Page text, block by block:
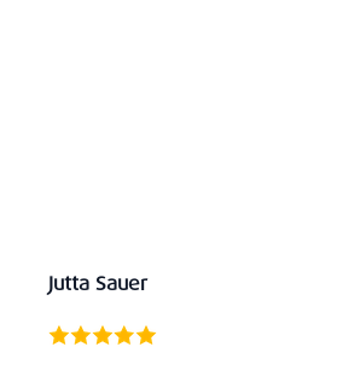
Jutta Sauer